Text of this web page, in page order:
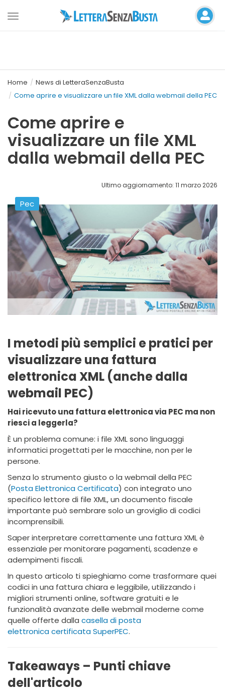
Toggle
Home
News di LetteraSenzaBusta
Come aprire e visualizzare un file XML dalla webmail della PEC
Come aprire e
visualizzare un file XML
dalla webmail della PEC
Ultimo aggiornamento: 11 marzo 2026
Pec
I metodi più semplici e pratici per
visualizzare una fattura
elettronica XML (anche dalla
webmail PEC)
Hai ricevuto una fattura elettronica via PEC ma non
riesci a leggerla?
È un problema comune: i file XML sono linguaggi
informatici progettati per le macchine, non per le
persone.
Senza lo strumento giusto o la webmail della PEC
(Posta Elettronica Certificata) con integrato uno
specifico lettore di file XML, un documento fiscale
importante può sembrare solo un groviglio di codici
incomprensibili.
Saper interpretare correttamente una fattura XML è
essenziale per monitorare pagamenti, scadenze e
adempimenti fiscali.
In questo articolo ti spieghiamo come trasformare quei
codici in una fattura chiara e leggibile, utilizzando i
migliori strumenti online, software gratuiti e le
funzionalità avanzate delle webmail moderne come
quelle offerte dalla casella di posta
elettronica certificata SuperPEC.
Takeaways – Punti chiave
dell'articolo